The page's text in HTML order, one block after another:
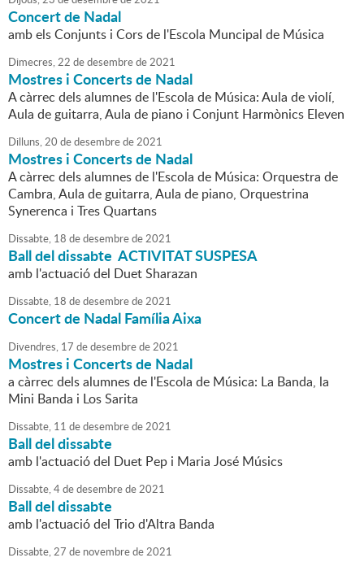
Concert de Nadal
amb els Conjunts i Cors de l'Escola Muncipal de Música
Dimecres,22 dedesembrede2021
Mostres i Concerts de Nadal
A càrrec dels alumnes de l'Escola de Música: Aula de violí,
Aula de guitarra, Aula de piano i Conjunt Harmònics Eleven
Dilluns,20 dedesembrede2021
Mostres i Concerts de Nadal
A càrrec dels alumnes de l'Escola de Música: Orquestra de
Cambra, Aula de guitarra, Aula de piano, Orquestrina
Synerenca i Tres Quartans
Dissabte, 18 dedesembrede2021
Ball del dissabte ACTIVITAT SUSPESA
amb l'actuació del Duet Sharazan
Dissabte, 18 dedesembrede2021
Concert de Nadal Família Aixa
Divendres, 17 dedesembrede2021
Mostres i Concerts de Nadal
a càrrec dels alumnes de l'Escola de Música: La Banda, la
Mini Banda i Los Sarita
Dissabte, 11 dedesembrede2021
Ball del dissabte
amb l'actuació del Duet Pep i Maria José Músics
Dissabte,4dedesembrede2021
Ball del dissabte
amb l'actuació del Trio d'Altra Banda
Dissabte,27 de novembrede2021